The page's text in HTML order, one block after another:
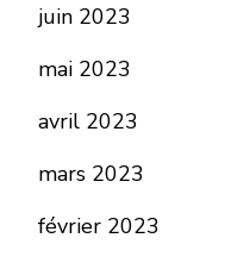
juin 2023
mai 2023
avril 2023
mars 2023
février 2023